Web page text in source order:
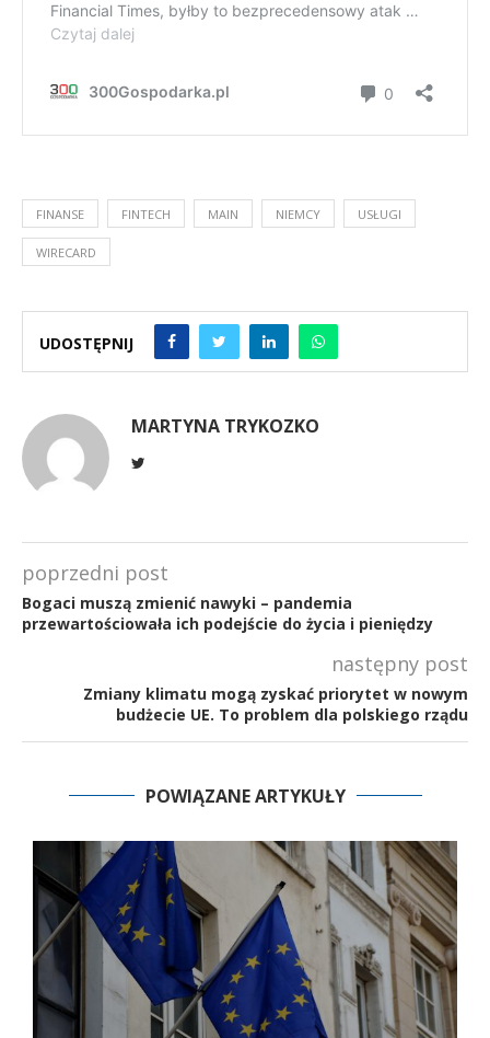
FINANSE FINTECH MAIN NIEMCY USŁUGI
WIRECARD
UDOSTĘPNIJ
MARTYNA TRYKOZKO
poprzedni post
Bogaci muszą zmienić nawyki – pandemia
przewartościowała ich podejście do życia i pieniędzy
następny post
Zmiany klimatu mogą zyskać priorytet w nowym
budżecie UE. To problem dla polskiego rządu
POWIĄZANE ARTYKUŁY